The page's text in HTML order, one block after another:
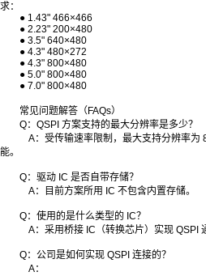
求：
● 1.43" 466×466
● 2.23" 200×480
● 3.5" 640×480
● 4.3" 480×272
● 4.3" 800×480
● 5.0" 800×480
● 7.0" 800×480
常见问题解答（FAQs）
Q：QSPI 方案支持的最大分辨率是多少？
A：受传输速率限制，最大支持分辨率为
能。
Q：驱动 IC 是否自带存储？
A：目前方案所用 IC 不包含内置存储。
Q：使用的是什么类型的 IC？
A：采用桥接 IC（转换芯片）实现 QSPI
Q：公司是如何实现 QSPI 连接的？
A：